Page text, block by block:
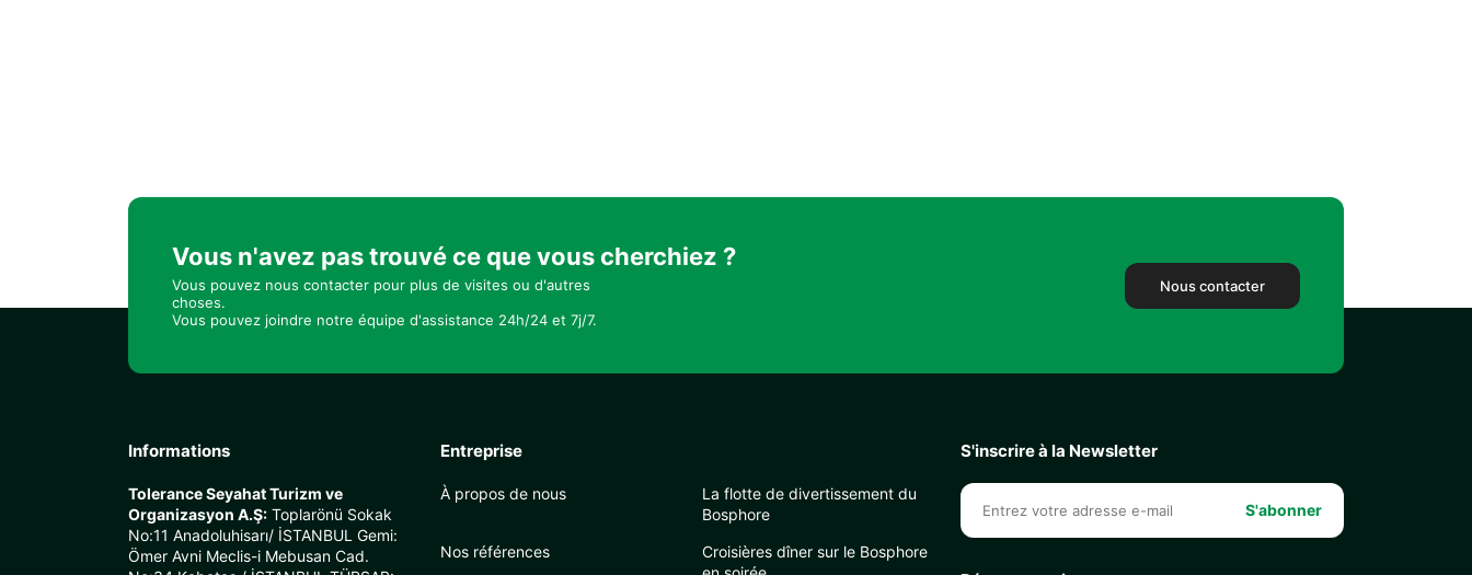
Vous n'avez pas trouvé ce que vous cherchiez ?
Vous pouvez nous contacter pour plus de visites ou d'autres
choses.
Vous pouvez joindre notre équipe d'assistance 24h/24 et 7j/7.
Nous contacter
Informations
Tolerance Seyahat Turizm ve
Organizasyon A.Ş: Toplarönü Sokak
No:11 Anadoluhisarı/ İSTANBUL Gemi:
Ömer Avni Meclis-i Mebusan Cad.
Entreprise
À propos de nous
Nos références
La flotte de divertissement du
Bosphore
Croisières dîner sur le Bosphore
S'inscrire à la Newsletter
S'abonner